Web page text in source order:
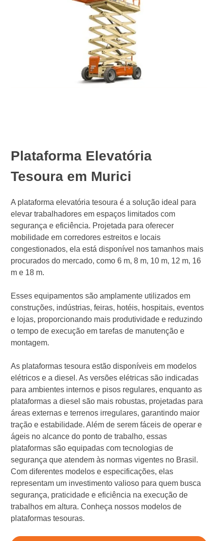
Plataforma Elevatória
Tesoura em Murici
A plataforma elevatória tesoura é a solução ideal para
elevar trabalhadores em espaços limitados com
segurança e eficiência. Projetada para oferecer
mobilidade em corredores estreitos e locais
congestionados, ela está disponível nos tamanhos mais
procurados do mercado, como 6 m, 8 m, 10 m, 12 m, 16
m e 18 m.
Esses equipamentos são amplamente utilizados em
construções, indústrias, feiras, hotéis, hospitais, eventos
e lojas, proporcionando mais produtividade e reduzindo
o tempo de execução em tarefas de manutenção e
montagem.
As plataformas tesoura estão disponíveis em modelos
elétricos e a diesel. As versões elétricas são indicadas
para ambientes internos e pisos regulares, enquanto as
plataformas a diesel são mais robustas, projetadas para
áreas externas e terrenos irregulares, garantindo maior
tração e estabilidade. Além de serem fáceis de operar e
ágeis no alcance do ponto de trabalho, essas
plataformas são equipadas com tecnologias de
segurança que atendem às normas vigentes no Brasil.
Com diferentes modelos e especificações, elas
representam um investimento valioso para quem busca
segurança, praticidade e eficiência na execução de
trabalhos em altura. Conheça nossos modelos de
plataformas tesouras.